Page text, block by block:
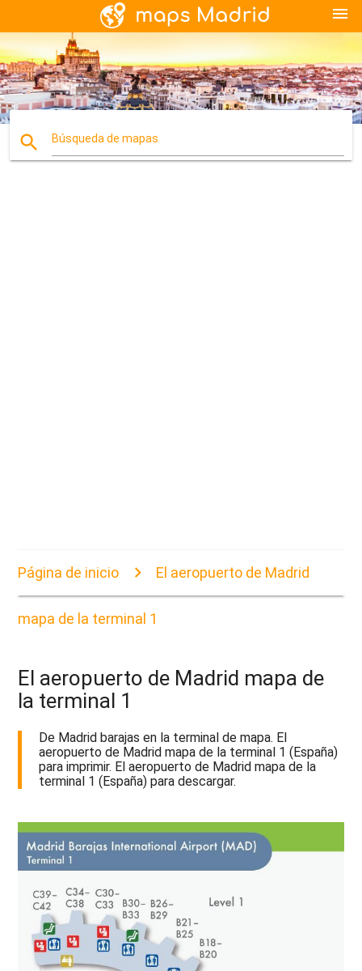
menu
search Búsqueda de mapas
Página de inicio El aeropuerto de Madrid
mapa de la terminal 1
El aeropuerto de Madrid mapa de
la terminal 1
De Madrid barajas en la terminal de mapa. El
aeropuerto de Madrid mapa de la terminal 1 (España)
para imprimir. El aeropuerto de Madrid mapa de la
terminal 1 (España) para descargar.